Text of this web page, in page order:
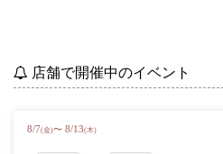
店舗で開催中のイベント
8/7(金)〜 8/13(木)